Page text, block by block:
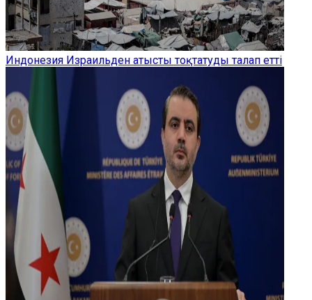
Индонезия Израильден атысты тоқтатуды талап етті